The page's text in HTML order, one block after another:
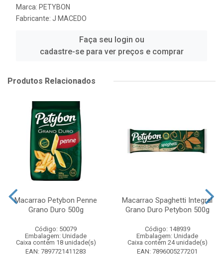
Marca: PETYBON
Fabricante: J MACEDO
Faça seu login ou
cadastre-se para ver preços e comprar
Produtos Relacionados
Macarrao Petybon Penne
Grano Duro 500g
Código: 50079
Embalagem: Unidade
Caixa contém 18 unidade(s)
EAN: 7897721411283
Macarrao Spaghetti Integral
Grano Duro Petybon 500g
Código: 148939
Embalagem: Unidade
Caixa contém 24 unidade(s)
EAN: 7896005277201